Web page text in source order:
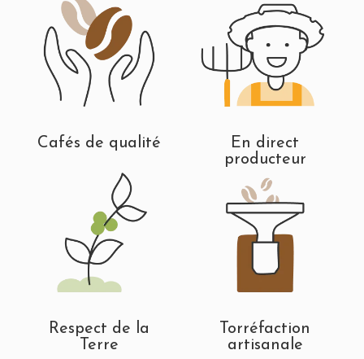
Cafés de qualité
En direct
producteur
Respect de la
Terre
Torréfaction
artisanale